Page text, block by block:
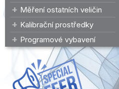
Měření ostatních veličin
Kalibrační prostředky
Programové vybavení